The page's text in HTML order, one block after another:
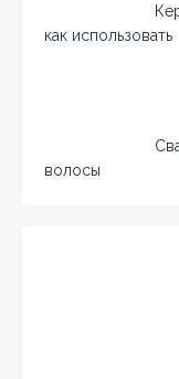
как использовать
волосы